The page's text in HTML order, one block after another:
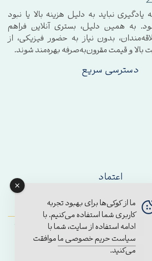
یادگیری نباید به دلیل هزینه بالا یا نبود
به همین دلیل، بستری آنلاین فراهم
بدون نیاز به حضور فیزیکی، از
بالا و قیمت مقرون‌به‌صرفه بهره‌مند شوند.
دسترسی سریع
اعتماد
© تمامی حقوق برای آکادمی
مستمر محفوظ است.
۱۴۰۴/2025
ما از کوکی‌ها برای بهبود تجربه
کاربری شما استفاده می‌کنیم. با
ادامه استفاده از سایت، شما با
سیاست حریم خصوصی ماموافقت
می‌کنید.